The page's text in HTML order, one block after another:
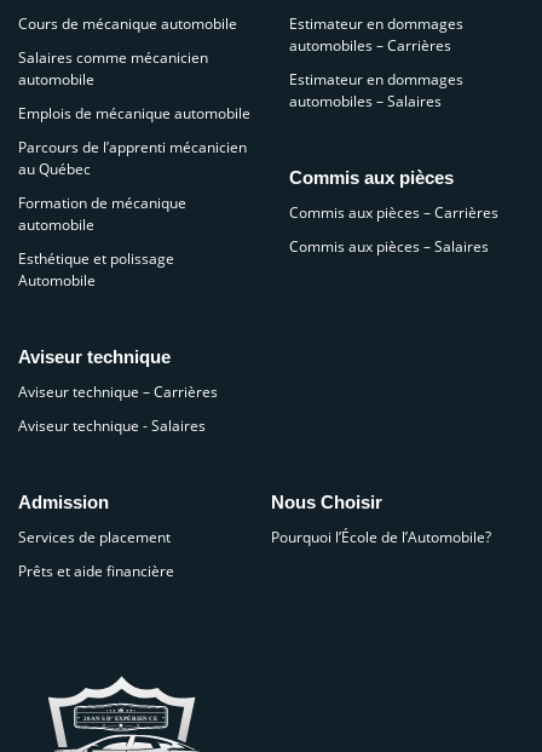
Cours de mécanique automobile
Salaires comme mécanicien
automobile
Emplois de mécanique automobile
Parcours de l’apprenti mécanicien
au Québec
Formation de mécanique
automobile
Esthétique et polissage
Automobile
Aviseur technique
Aviseur technique – Carrières
Aviseur technique - Salaires
Estimateur en dommages
automobiles – Carrières
Estimateur en dommages
automobiles – Salaires
Commis aux pièces
Commis aux pièces – Carrières
Commis aux pièces – Salaires
Admission
Services de placement
Prêts et aide financière
Nous Choisir
Pourquoi l’École de l’Automobile?